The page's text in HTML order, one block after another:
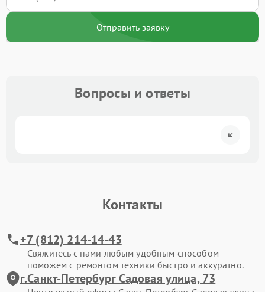
Отправить заявку
Вопросы и ответы
Контакты
+7 (812) 214-14-43
Свяжитесь с нами любым удобным способом —
поможем с ремонтом техники быстро и аккуратно.
г.Санкт-Петербург Садовая улица, 73